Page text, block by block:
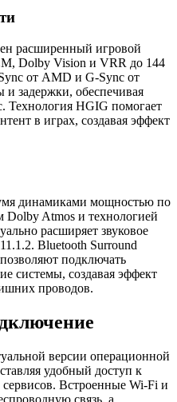
расширенный игровой
Dolby Vision и VRR до 144
от AMD и G-Sync от
задержки, обеспечивая
Технология HGIG помогает
в играх, создавая эффект
динамиками мощностью по
Dolby Atmos и технологией
расширяет звуковое
Bluetooth Surround
подключать
системы, создавая эффект
проводов.
версии операционной
удобный доступ к
Встроенные Wi-Fi и